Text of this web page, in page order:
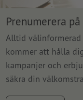
Prenumerera
Alltid välinformerad
kommer att hålla
kampanjer och
säkra din